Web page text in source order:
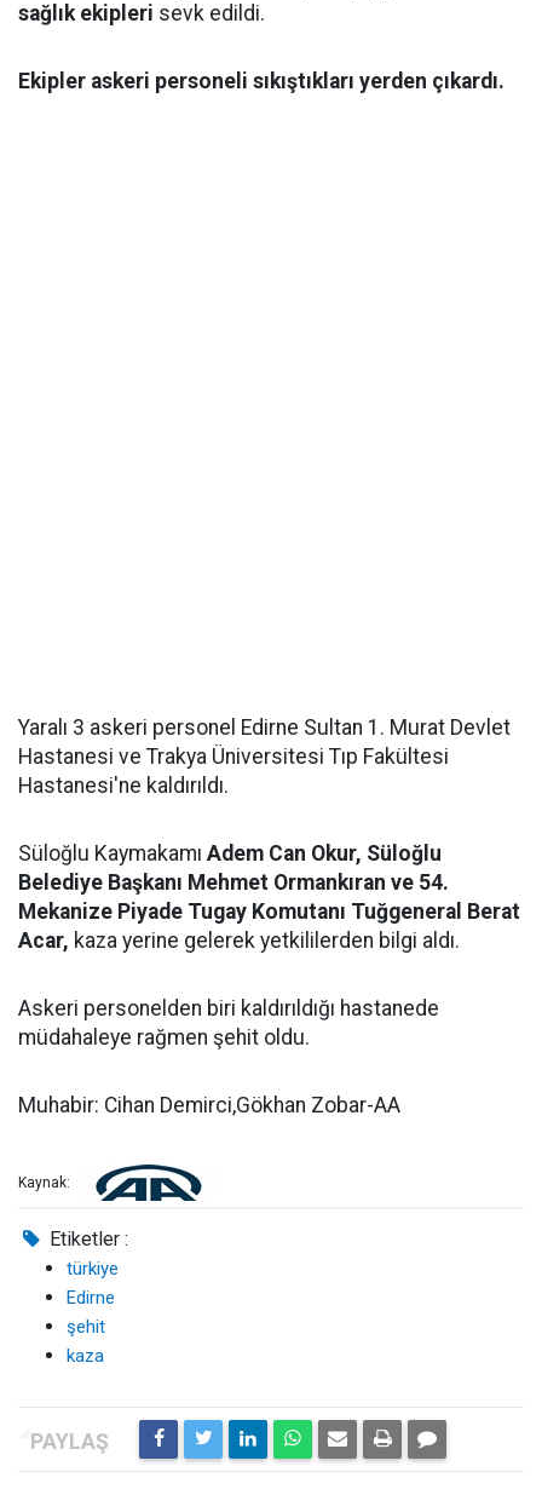
sağlık ekipleri sevk edildi.
Ekipler askeri personeli sıkıştıkları yerden çıkardı.
Yaralı 3 askeri personel Edirne Sultan 1. Murat Devlet
Hastanesi ve Trakya Üniversitesi Tıp Fakültesi
Hastanesi'ne kaldırıldı.
Süloğlu Kaymakamı Adem Can Okur, Süloğlu
Belediye Başkanı Mehmet Ormankıran ve 54.
Mekanize Piyade Tugay Komutanı Tuğgeneral Berat
Acar, kaza yerine gelerek yetkililerden bilgi aldı.
Askeri personelden biri kaldırıldığı hastanede
müdahaleye rağmen şehit oldu.
Muhabir: Cihan Demirci,Gökhan Zobar-AA
Kaynak:
Etiketler :
türkiye
Edirne
şehit
kaza